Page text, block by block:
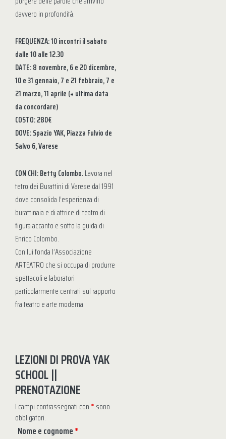
davvero in profondità.
FREQUENZA: 10 incontri il sabato
dalle 10 alle 12.30
DATE: 8 novembre, 6 e 20 dicembre,
10 e 31 gennaio, 7 e 21 febbraio, 7 e
21 marzo, 11 aprile (+ ultima data
da concordare)
COSTO: 280€
DOVE: Spazio YAK, Piazza Fulvio de
Salvo 6, Varese
CON CHI: Betty Colombo.Lavora nel
tetro dei Burattini di Varese dal 1991
dove consolida l’esperienza di
burattinaia e di attrice di teatro di
figura accanto e sotto la guida di
Enrico Colombo.
Con lui fonda l’Associazione
ARTEATRO che si occupa di produrre
spettacoli e laboratori
particolarmente centrati sul rapporto
fra teatro e arte moderna.
LEZIONI DI PROVA YAK
SCHOOL ||
PRENOTAZIONE
I campi contrassegnati con * sono
obbligatori.
Nome e cognome*